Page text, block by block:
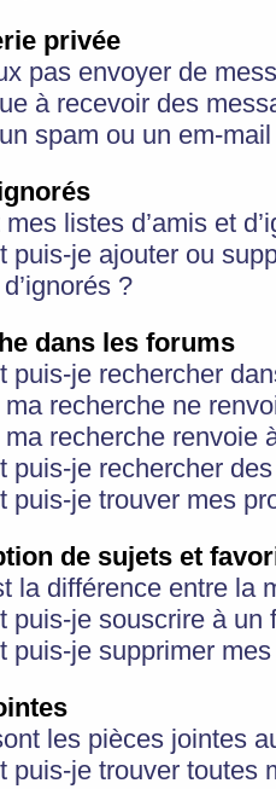
privée
pas envoyer de
à recevoir des
spam ou un em-
listes d’amis et
puis-je ajouter ou
?
dans les forums
puis-je rechercher
recherche ne
recherche renvoie
puis-je rechercher
puis-je trouver mes
de sujets et
la différence entre la
puis-je souscrire à
puis-je supprimer
les pièces jointes
puis-je trouver toutes